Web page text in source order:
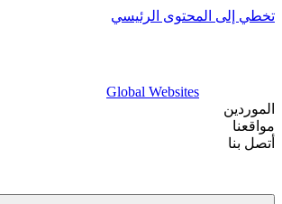
تخطي إلى المحتوى الرئيسي
Global Websites
الموردين
مواقعنا
أتصل بنا